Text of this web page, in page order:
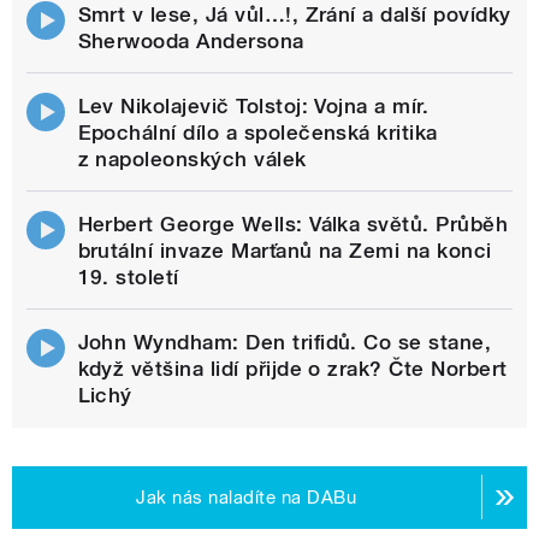
Smrt v lese, Já vůl…!, Zrání a další povídky
Sherwooda Andersona
Lev Nikolajevič Tolstoj: Vojna a mír.
Epochální dílo a společenská kritika
z napoleonských válek
Herbert George Wells: Válka světů. Průběh
brutální invaze Marťanů na Zemi na konci
19. století
John Wyndham: Den trifidů. Co se stane,
když většina lidí přijde o zrak? Čte Norbert
Lichý
Jak nás naladíte na DABu